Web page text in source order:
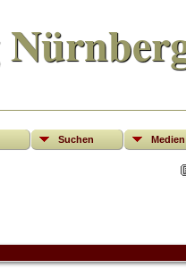
Suchen Medien